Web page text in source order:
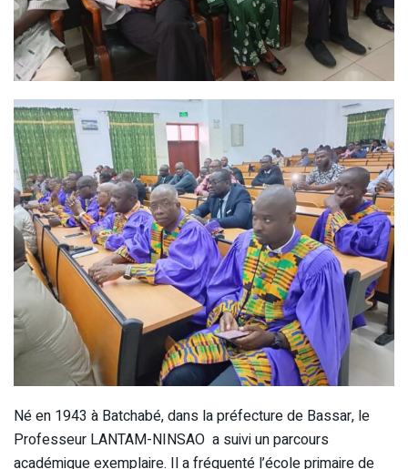
Né en 1943 à Batchabé, dans la préfecture de Bassar, le
Professeur LANTAM-NINSAO a suivi un parcours
académique exemplaire. Il a fréquenté l’école primaire de